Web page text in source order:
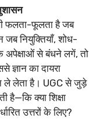
फलता-फूलता है जब
जब नियुक्तियाँ, शोध-
अपेक्षाओं से बंधने लगें, तो
ज्ञान का दायरा
ले लेता है। UGC से जुड़े
है—कि क्या शिक्षा
उत्तरों के लिए?